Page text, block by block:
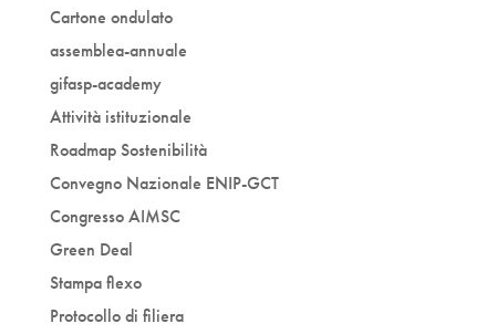
Cartone ondulato
assemblea-annuale
gifasp-academy
Attività istituzionale
Roadmap Sostenibilità
Convegno Nazionale ENIP-GCT
Congresso AIMSC
Green Deal
Stampa flexo
Protocollo di filiera